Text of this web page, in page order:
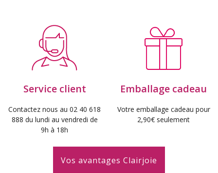
Service client
Contactez nous au 02 40 618
888 du lundi au vendredi de
9h à 18h
Emballage cadeau
Votre emballage cadeau pour
2,90€ seulement
Vos avantages Clairjoie